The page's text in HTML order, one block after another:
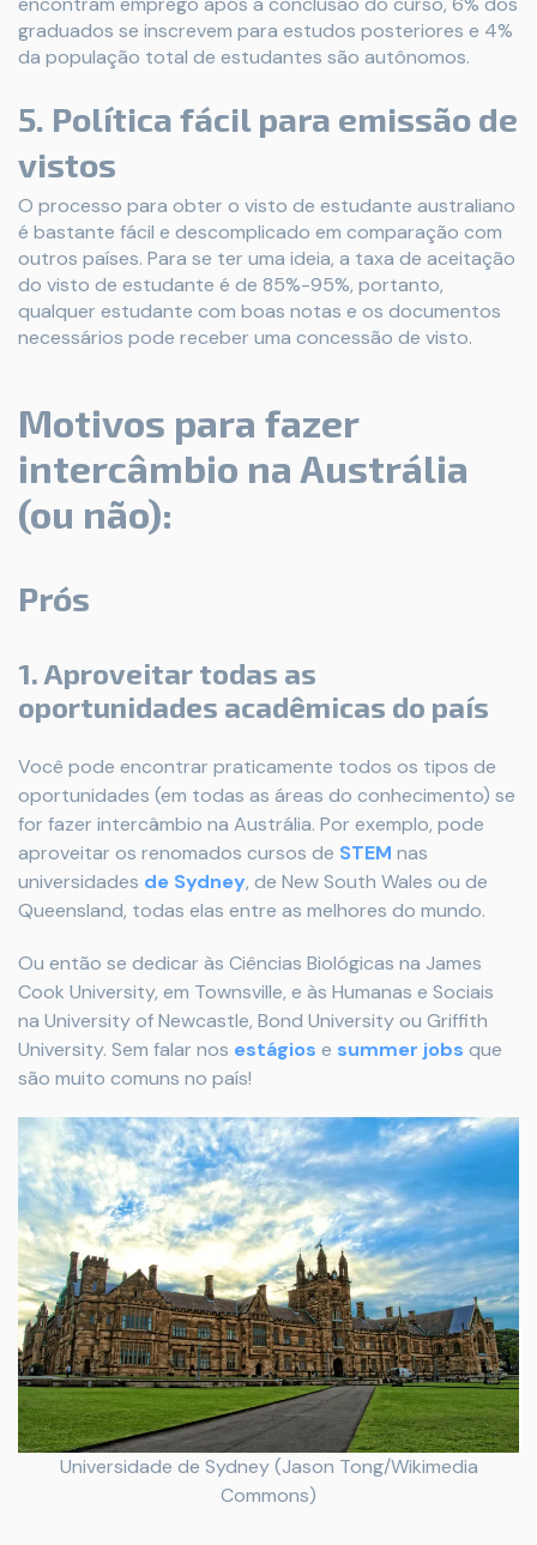
graduados se inscrevem para estudos posteriores e 4%
da população total de estudantes são autônomos.
5. Política fácil para emissão de
vistos
O processo para obter o visto de estudante australiano
é bastante fácil e descomplicado em comparação com
outros países. Para se ter uma ideia, a taxa de aceitação
do visto de estudante é de 85%-95%, portanto,
qualquer estudante com boas notas e os documentos
necessários pode receber uma concessão de visto.
Motivos para fazer
intercâmbio na Austrália
(ou não):
Prós
1. Aproveitar todas as
oportunidades acadêmicas do país
Você pode encontrar praticamente todos os tipos de
oportunidades (em todas as áreas do conhecimento) se
for fazer intercâmbio na Austrália. Por exemplo, pode
aproveitar os renomados cursos de STEM nas
universidades de Sydney, de New South Wales ou de
Queensland, todas elas entre as melhores do mundo.
Ou então se dedicar às Ciências Biológicas na James
Cook University, em Townsville, e às Humanas e Sociais
na University of Newcastle, Bond University ou Griffith
University. Sem falar nos estágios e summer jobs que
são muito comuns no país!
Universidade de Sydney (Jason Tong/Wikimedia
Commons)